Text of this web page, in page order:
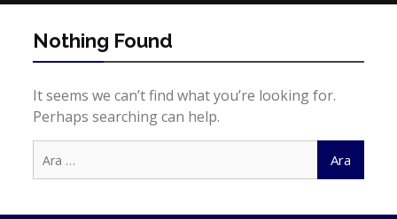
Nothing Found
It seems we can’t find what you’re looking for.
Perhaps searching can help.